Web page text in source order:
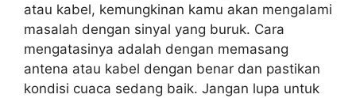
atau kabel, kemungkinan kamu akan mengalami
masalah dengan sinyal yang buruk. Cara
mengatasinya adalah dengan memasang
antena atau kabel dengan benar dan pastikan
kondisi cuaca sedang baik. Jangan lupa untuk